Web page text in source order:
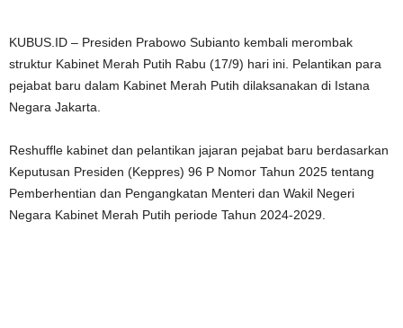
KUBUS.ID – Presiden Prabowo Subianto kembali merombak
struktur Kabinet Merah Putih Rabu (17/9) hari ini. Pelantikan para
pejabat baru dalam Kabinet Merah Putih dilaksanakan di Istana
Negara Jakarta.
Reshuffle kabinet dan pelantikan jajaran pejabat baru berdasarkan
Keputusan Presiden (Keppres) 96 P Nomor Tahun 2025 tentang
Pemberhentian dan Pengangkatan Menteri dan Wakil Negeri
Negara Kabinet Merah Putih periode Tahun 2024-2029.